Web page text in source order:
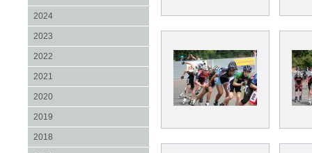
2024
2023
2022
2021
2020
2019
2018